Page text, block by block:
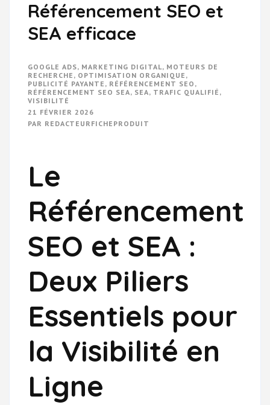
Référencement SEO et
SEA efficace
GOOGLE ADS, MARKETING DIGITAL, MOTEURS DE
RECHERCHE , OPTIMISATION ORGANIQUE ,
PUBLICITÉ PAYANTE , RÉFÉRENCEMENT SEO ,
RÉFÉRENCEMENT SEO SEA, SEA, TRAFIC QUALIFIÉ ,
VISIBILITÉ
21 FÉVRIER 2026
PAR REDACTEURFICHEPRODUIT
Le
Référencement
SEO et SEA :
Deux Piliers
Essentiels pour
la Visibilité en
Ligne